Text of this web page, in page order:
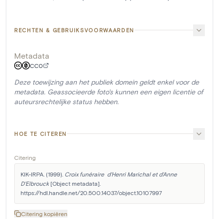
RECHTEN & GEBRUIKSVOORWAARDEN
Metadata
CC0
Deze toewijzing aan het publiek domein geldt enkel voor de
metadata. Geassocieerde foto's kunnen een eigen licentie of
auteursrechtelijke status hebben.
HOE TE CITEREN
Citering
KIK-IRPA. (1999). Croix funéraire  d'Henri Marichal et d'Anne
D'Elbrouck [Object metadata].
https://hdl.handle.net/20.500.14037/object.10107997
Citering kopiëren